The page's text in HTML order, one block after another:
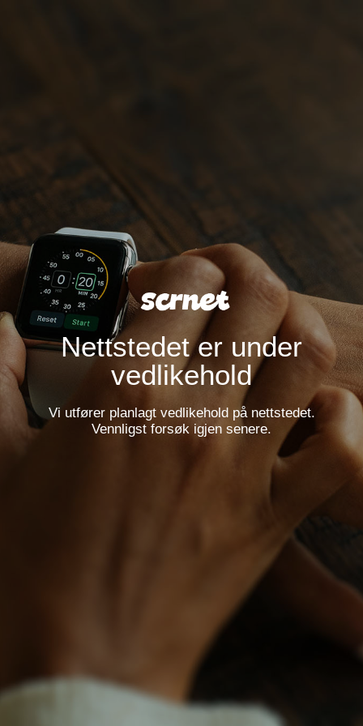
Nettstedet er under
vedlikehold
Vi utfører planlagt vedlikehold på nettstedet.
Vennligst forsøk igjen senere.